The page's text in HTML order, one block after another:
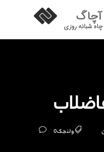
ولنجک0